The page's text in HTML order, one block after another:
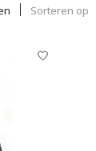
Sorteren op